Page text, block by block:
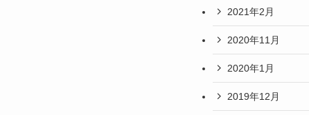
2021年2月
2020年11月
2020年1月
2019年12月